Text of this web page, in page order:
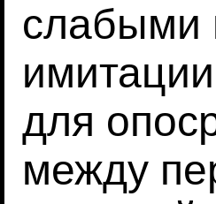
слабыми
для
между